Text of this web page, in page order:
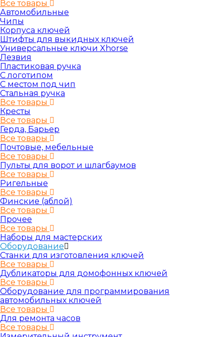
Все товары
Автомобильные
Чипы
Корпуса ключей
Штифты для выкидных ключей
Универсальные ключи Xhorse
Лезвия
Пластиковая ручка
С логотипом
С местом под чип
Стальная ручка
Все товары
Кресты
Все товары
Герда, Барьер
Все товары
Почтовые, мебельные
Все товары
Пульты для ворот и шлагбаумов
Все товары
Ригельные
Все товары
Финские (аблой)
Все товары
Прочее
Все товары
Наборы для мастерских
Оборудование
Станки для изготовления ключей
Все товары
Дубликаторы для домофонных ключей
Все товары
Оборудование для программирования
автомобильных ключей
Все товары
Для ремонта часов
Все товары